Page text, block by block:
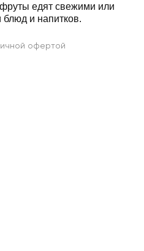
едят свежими или
блюд и напитков.
офертой